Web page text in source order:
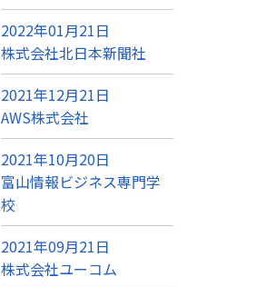
2022年01月21日
株式会社北日本新聞社
2021年12月21日
AWS株式会社
2021年10月20日
富山情報ビジネス専門学
校
2021年09月21日
株式会社ユーコム